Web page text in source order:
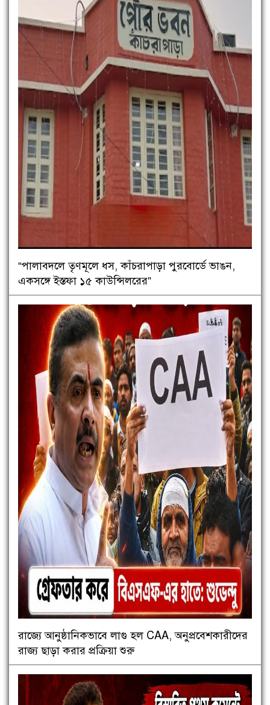
“পালাবদলে তৃণমূলে ধস, কাঁচরাপাড়া পুরবোর্ডে ভাঙন,
একসঙ্গে ইস্তফা ১৫ কাউন্সিলরের”
রাজ্যে আনুষ্ঠানিকভাবে লাগু হল CAA, অনুপ্রবেশকারীদের
রাজ্য ছাড়া করার প্রক্রিয়া শুরু